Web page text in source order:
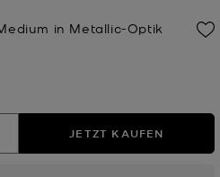
in Metallic-Optik
JETZT KAUFEN